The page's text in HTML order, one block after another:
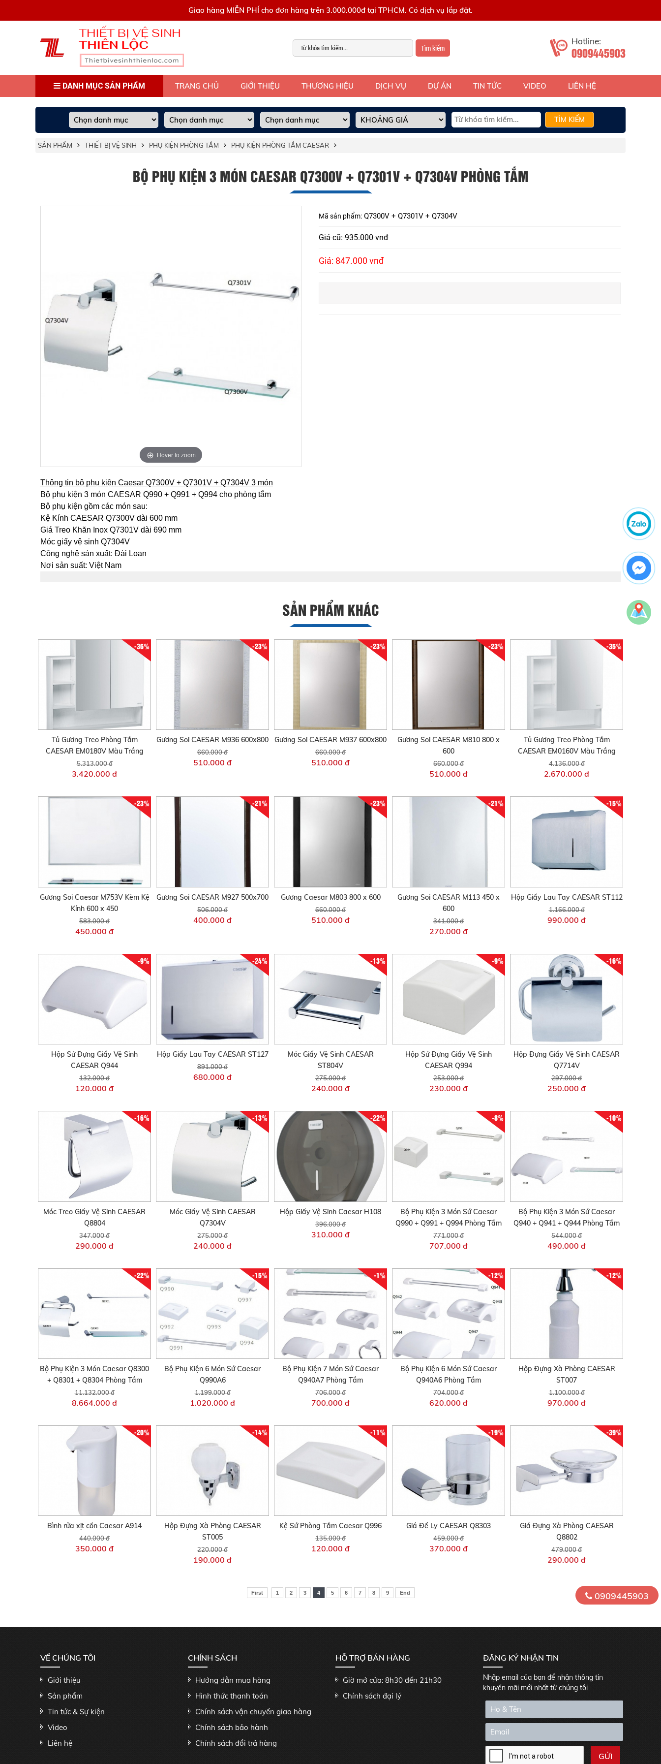
Giao hàng MIỄN PHÍ cho đơn hàng trên 3.000.000đ tại TPHCM. Có dịch vụ lắp đặt.
Tìm kiếm
Hotline:
0909445903
DANH MỤC SẢN PHẨM TRANG CHỦ GIỚI THIỆU THƯƠNG HIỆU DỊCH VỤ DỰ ÁN TIN TỨC VIDEO LIÊN HỆ
TÌM KIẾM
SẢN PHẨM THIẾT BỊ VỆ SINH PHỤ KIỆN PHÒNG TẮM PHỤ KIỆN PHÒNG TẮM CAESAR
BỘ PHỤ KIỆN 3 MÓN CAESAR Q7300V + Q7301V + Q7304V PHÒNG TẮM
Hover to zoom
Mã sản phẩm: Q7300V + Q7301V + Q7304V
Giá cũ: 935.000 vnđ
Giá: 847.000 vnđ
Thông tin bộ phụ kiện Caesar Q7300V + Q7301V + Q7304V 3 món
Bộ phụ kiện 3 món CAESAR Q990 + Q991 + Q994 cho phòng tắm
Bộ phụ kiện gồm các món sau:
Kệ Kính CAESAR Q7300V dài 600 mm
Giá Treo Khăn Inox Q7301V dài 690 mm
Móc giấy vệ sinh Q7304V
Công nghệ sản xuất: Đài Loan
Nơi sản suất: Việt Nam
SẢN PHẨM KHÁC
-36%
Tủ Gương Treo Phòng Tắm
CAESAR EM0180V Màu Trắng
5.313.000 đ
3.420.000 đ
-23%
Gương Soi CAESAR M936 600x800
660.000 đ
510.000 đ
-23%
Gương Soi CAESAR M937 600x800
660.000 đ
510.000 đ
-23%
Gương Soi CAESAR M810 800 x
600
660.000 đ
510.000 đ
-35%
Tủ Gương Treo Phòng Tắm
CAESAR EM0160V Màu Trắng
4.136.000 đ
2.670.000 đ
-23%
Gương Soi Caesar M753V Kèm Kệ
Kính 600 x 450
583.000 đ
450.000 đ
-21%
Gương Soi CAESAR M927 500x700
506.000 đ
400.000 đ
-23%
Gương Caesar M803 800 x 600
660.000 đ
510.000 đ
-21%
Gương Soi CAESAR M113 450 x
600
341.000 đ
270.000 đ
-15%
Hộp Giấy Lau Tay CAESAR ST112
1.166.000 đ
990.000 đ
-9%
Hộp Sứ Đựng Giấy Vệ Sinh
CAESAR Q944
132.000 đ
120.000 đ
-24%
Hộp Giấy Lau Tay CAESAR ST127
891.000 đ
680.000 đ
-13%
Móc Giấy Vệ Sinh CAESAR
ST804V
275.000 đ
240.000 đ
-9%
Hộp Sứ Đựng Giấy Vệ Sinh
CAESAR Q994
253.000 đ
230.000 đ
-16%
Hộp Đựng Giấy Vệ Sinh CAESAR
Q7714V
297.000 đ
250.000 đ
-16%
Móc Treo Giấy Vệ Sinh CAESAR
Q8804
347.000 đ
290.000 đ
-13%
Móc Giấy Vệ Sinh CAESAR
Q7304V
275.000 đ
240.000 đ
-22%
Hộp Giấy Vệ Sinh Caesar H108
396.000 đ
310.000 đ
-8%
Bộ Phụ Kiện 3 Món Sứ Caesar
Q990 + Q991 + Q994 Phòng Tắm
771.000 đ
707.000 đ
-10%
Bộ Phụ Kiện 3 Món Sứ Caesar
Q940 + Q941 + Q944 Phòng Tắm
544.000 đ
490.000 đ
-22%
Bộ Phụ Kiện 3 Món Caesar Q8300
+ Q8301 + Q8304 Phòng Tắm
11.132.000 đ
8.664.000 đ
-15%
Bộ Phụ Kiện 6 Món Sứ Caesar
Q990A6
1.199.000 đ
1.020.000 đ
-1%
Bộ Phụ Kiện 7 Món Sứ Caesar
Q940A7 Phòng Tắm
706.000 đ
700.000 đ
-12%
Bộ Phụ Kiện 6 Món Sứ Caesar
Q940A6 Phòng Tắm
704.000 đ
620.000 đ
-12%
Hộp Đựng Xà Phòng CAESAR
ST007
1.100.000 đ
970.000 đ
-20%
Bình rửa xịt cồn Caesar A914
440.000 đ
350.000 đ
-14%
Hộp Đựng Xà Phòng CAESAR
ST005
220.000 đ
190.000 đ
-11%
Kệ Sứ Phòng Tắm Caesar Q996
135.000 đ
120.000 đ
-19%
Giá Để Ly CAESAR Q8303
459.000 đ
370.000 đ
-39%
Giá Đựng Xà Phòng CAESAR
Q8802
479.000 đ
290.000 đ
First 1 2 3 4 5 6 7 8 9 End
VỀ CHÚNG TÔI
Giới thiệu
Sản phẩm
Tin tức & Sự kiện
Video
Liên hệ
CHÍNH SÁCH
Hướng dẫn mua hàng
Hình thức thanh toán
Chính sách vận chuyển giao hàng
Chính sách bảo hành
Chính sách đổi trả hàng
HỖ TRỢ BÁN HÀNG
Giờ mở cửa: 8h30 đến 21h30
Chính sách đại lý
ĐĂNG KÝ NHẬN TIN
Nhập email của bạn để nhận thông tin
khuyến mãi mới nhất từ chúng tôi
0909445903